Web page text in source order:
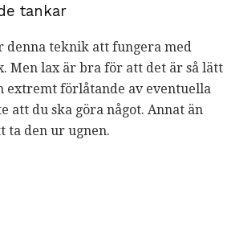
tankar
denna teknik att fungera med
Men lax är bra för att det är så lätt
extremt förlåtande av eventuella
att du ska göra något. Annat än
ta den ur ugnen.